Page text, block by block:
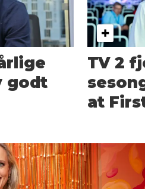
godt
TV 2
at